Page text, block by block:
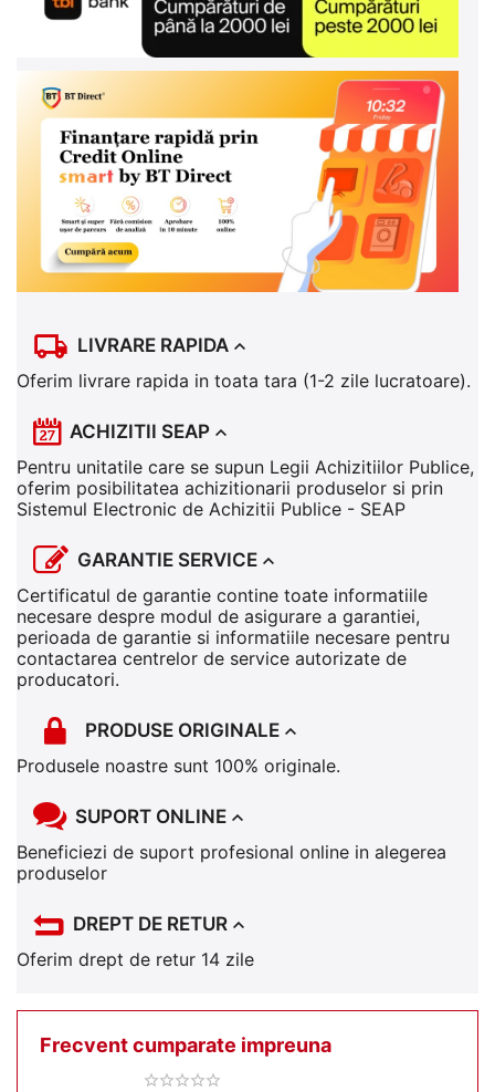
LIVRARE RAPIDA
Oferim livrare rapida in toata tara (1-2 zile lucratoare).
ACHIZITII SEAP
Pentru unitatile care se supun Legii Achizitiilor Publice,
oferim posibilitatea achizitionarii produselor si prin
Sistemul Electronic de Achizitii Publice - SEAP
GARANTIE SERVICE
Certificatul de garantie contine toate informatiile
necesare despre modul de asigurare a garantiei,
perioada de garantie si informatiile necesare pentru
contactarea centrelor de service autorizate de
producatori.
PRODUSE ORIGINALE
Produsele noastre sunt 100% originale.
SUPORT ONLINE
Beneficiezi de suport profesional online in alegerea
produselor
DREPT DE RETUR
Oferim drept de retur 14 zile
Frecvent cumparate impreuna